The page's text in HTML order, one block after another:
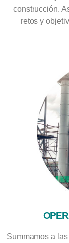
construcción.
retos y
Summamos a